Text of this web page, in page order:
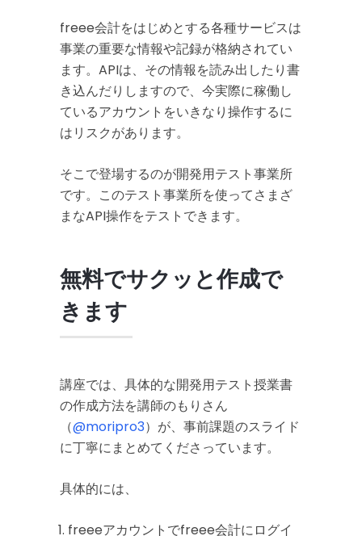
freee会計をはじめとする各種サービスは
事業の重要な情報や記録が格納されてい
ます。APIは、その情報を読み出したり書
き込んだりしますので、今実際に稼働し
ているアカウントをいきなり操作するに
はリスクがあります。
そこで登場するのが開発用テスト事業所
です。このテスト事業所を使ってさまざ
まなAPI操作をテストできます。
無料でサクッと作成で
きます
講座では、具体的な開発用テスト授業書
の作成方法を講師のもりさん
（@moripro3）が、事前課題のスライド
に丁寧にまとめてくださっています。
具体的には、
freeeアカウントでfreee会計にログイ